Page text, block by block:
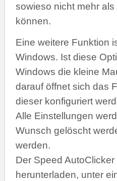
sowieso nicht mehr
können.
Eine weitere Funktion
Windows. Ist diese
Windows die kleine
darauf öffnet sich das
dieser konfiguriert
Alle Einstellungen
Wunsch gelöscht
werden.
Der Speed
herunterladen, unter